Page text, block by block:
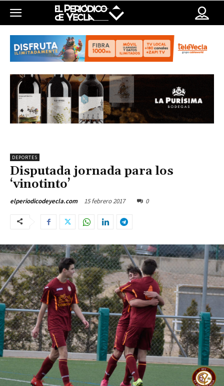
DEPORTES
Disputada jornada para los
‘vinotinto’
elperiodicodeyecla.com 15 febrero 2017 0